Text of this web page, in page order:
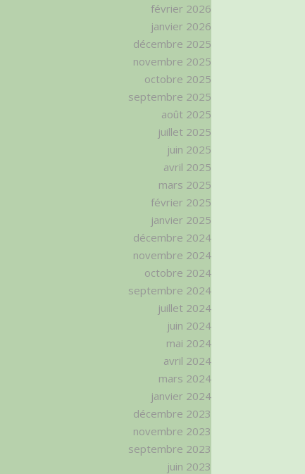
février 2026
janvier 2026
décembre 2025
novembre 2025
octobre 2025
septembre 2025
août 2025
juillet 2025
juin 2025
avril 2025
mars 2025
février 2025
janvier 2025
décembre 2024
novembre 2024
octobre 2024
septembre 2024
juillet 2024
juin 2024
mai 2024
avril 2024
mars 2024
janvier 2024
décembre 2023
novembre 2023
septembre 2023
juin 2023